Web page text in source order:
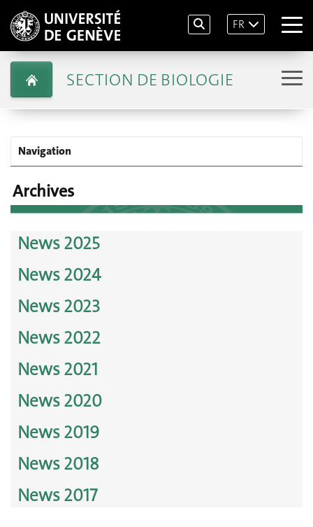
FR
SECTION DE BIOLOGIE
Navigation
Archives
News 2025
News 2024
News 2023
News 2022
News 2021
News 2020
News 2019
News 2018
News 2017